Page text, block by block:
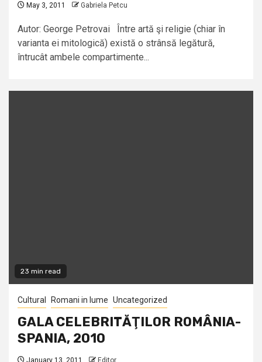
May 3, 2011 Gabriela Petcu
Autor: George Petrovai Între artă şi religie (chiar în
varianta ei mitologică) există o strânsă legătură,
întrucât ambele compartimente...
23 min read
Cultural Romani in lume Uncategorized
GALA CELEBRITĂŢILOR ROMÂNIA-
SPANIA, 2010